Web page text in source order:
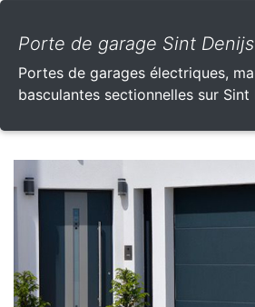
Porte de garage Sint
Portes de garages électriques,
basculantes sectionnelles sur Sint